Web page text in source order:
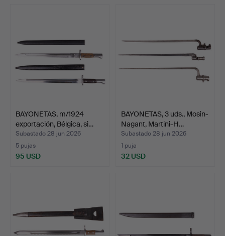
BAYONETAS, m/1924
exportación, Bélgica, si…
Subastado 28 jun 2026
5 pujas
95 USD
BAYONETAS, 3 uds., Mosin-
Nagant, Martini-H…
Subastado 28 jun 2026
1 puja
32 USD